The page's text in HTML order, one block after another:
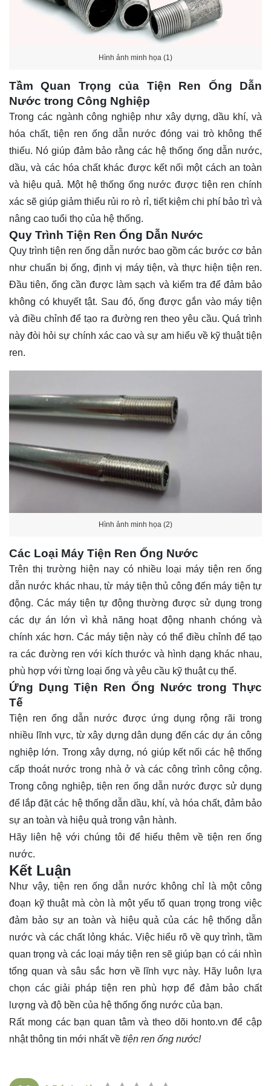
Hình ảnh minh họa (1)
Tầm Quan Trọng của Tiện Ren Ống Dẫn
Nước trong Công Nghiệp
Trong các ngành công nghiệp như xây dựng, dầu khí, và
hóa chất, tiện ren ống dẫn nước đóng vai trò không thể
thiếu. Nó giúp đảm bảo rằng các hệ thống ống dẫn nước,
dầu, và các hóa chất khác được kết nối một cách an toàn
và hiệu quả. Một hệ thống ống nước được tiện ren chính
xác sẽ giúp giảm thiểu rủi ro rò rỉ, tiết kiệm chi phí bảo trì và
nâng cao tuổi thọ của hệ thống.
Quy Trình Tiện Ren Ống Dẫn Nước
Quy trình tiện ren ống dẫn nước bao gồm các bước cơ bản
như chuẩn bị ống, định vị máy tiện, và thực hiện tiện ren.
Đầu tiên, ống cần được làm sạch và kiểm tra để đảm bảo
không có khuyết tật. Sau đó, ống được gắn vào máy tiện
và điều chỉnh để tạo ra đường ren theo yêu cầu. Quá trình
này đòi hỏi sự chính xác cao và sự am hiểu về kỹ thuật tiện
ren.
Hình ảnh minh họa (2)
Các Loại Máy Tiện Ren Ống Nước
Trên thị trường hiện nay có nhiều loại máy tiện ren ống
dẫn nước khác nhau, từ máy tiện thủ công đến máy tiện tự
động. Các máy tiện tự động thường được sử dụng trong
các dự án lớn vì khả năng hoạt động nhanh chóng và
chính xác hơn. Các máy tiện này có thể điều chỉnh để tạo
ra các đường ren với kích thước và hình dạng khác nhau,
phù hợp với từng loại ống và yêu cầu kỹ thuật cụ thể.
Ứng Dụng Tiện Ren Ống Nước trong Thực
Tế
Tiện ren ống dẫn nước được ứng dụng rộng rãi trong
nhiều lĩnh vực, từ xây dựng dân dụng đến các dự án công
nghiệp lớn. Trong xây dựng, nó giúp kết nối các hệ thống
cấp thoát nước trong nhà ở và các công trình công cộng.
Trong công nghiệp, tiện ren ống dẫn nước được sử dụng
để lắp đặt các hệ thống dẫn dầu, khí, và hóa chất, đảm bảo
sự an toàn và hiệu quả trong vận hành.
Hãy
liên hệ với chúng tôi để hiểu thêm về tiện ren ống
nước.
Kết Luận
Như vậy, tiện ren ống dẫn nước không chỉ là một công
đoạn kỹ thuật mà còn là một yếu tố quan trọng trong việc
đảm bảo sự an toàn và hiệu quả của các hệ thống dẫn
nước và các chất lỏng khác. Việc hiểu rõ về quy trình, tầm
quan trọng và các loại máy tiện ren sẽ giúp bạn có cái nhìn
tổng quan và sâu sắc hơn về lĩnh vực này. Hãy luôn lựa
chọn các giải pháp tiện ren phù hợp để đảm bảo chất
lượng và độ bền của hệ thống ống nước của bạn.
Rất mong các bạn quan tâm và theo dõi honto.vn để cập
nhật thông tin mới nhất về tiện ren ống nước!